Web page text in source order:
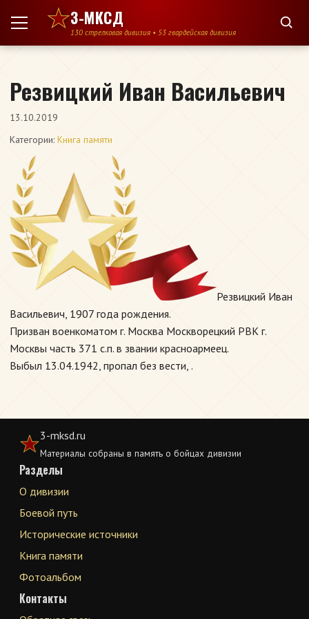
Перейти к содержимому
3-МКСД
130 стрелковая дивизия • 53 гвардейская дивизия
Резвицкий Иван Васильевич
13.10.2019
Категории: Книга памяти
Резвицкий Иван
Васильевич, 1907 года рождения.
Призван военкоматом г. Москва Москворецкий РВК г.
Москвы часть 371 с.п. в звании красноармеец.
Выбыл 13.04.1942, пропал без вести, .
3-mksd.ru
Материалы собраны в память о бойцах дивизии
Разделы
О дивизии
Боевой путь
Исторические источники
Книга памяти
Фотоальбом
Контакты